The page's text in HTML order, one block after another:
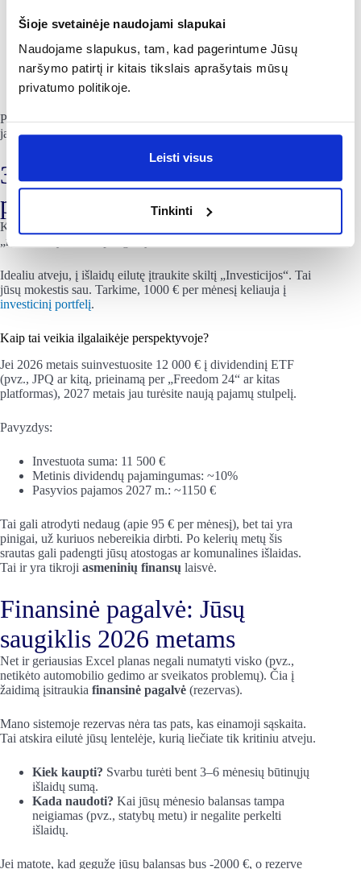
Šioje svetainėje naudojami slapukai
Naudojame slapukus, tam, kad pagerintume Jūsų
naršymo patirtį ir kitais tikslais aprašytais mūsų
privatumo politikoje.
Leisti visus
Tinkinti
gausite bonusą?
Sumažinti vartojimą:
Gal atsisakyti atostogų šį
pavasarį?
Sustabdyti investavimą:Laikinai nukreipti „Pay
yourself first“ pinigus į balanso dengimą.
Planuodami matote duobes kelyje ir galite pristabdyti, užuot į
jas įlėkę visu greičiu.
3 Žingsnis: Investavimas ir
pasyvios pajamos
Kai užsitikrinate, kad jūsų
„minusiukų“, laikas pinigus įdarbinti.
Idealiu atveju, į išlaidų eilutę įtraukite skiltį „Investicijos“. Tai
jūsų mokestis sau. Tarkime, 1000 € per mėnesį keliauja į
investicinį portfelį.
Kaip tai veikia ilgalaikėje perspektyvoje?
Jei 2026 metais suinvestuosite 12 000 € į dividendinį ETF
(pvz., JPQ ar kitą, prieinamą per „Freedom 24“ ar kitas
platformas), 2027 metais jau turėsite naują pajamų stulpelį.
Pavyzdys:
Investuota suma: 11 500 €
Metinis dividendų pajamingumas: ~10%
Pasyvios pajamos 2027 m.: ~1150 €
Tai gali atrodyti nedaug (apie 95 € per mėnesį), bet tai yra
pinigai, už kuriuos nebereikia dirbti. Po kelerių metų šis
srautas gali padengti jūsų atostogas ar komunalines išlaidas.
Tai ir yra tikroji asmeninių finansų laisvė.
Finansinė pagalvė: Jūsų
saugiklis 2026 metams
Net ir geriausias Excel planas negali numatyti visko (pvz.,
netikėto automobilio gedimo ar sveikatos problemų). Čia į
žaidimą įsitraukia finansinė pagalvė (rezervas).
Mano sistemoje rezervas nėra tas pats, kas einamoji sąskaita.
Tai atskira eilutė jūsų lentelėje, kurią liečiate tik kritiniu atveju.
Kiek kaupti? Svarbu turėti bent 3–6 mėnesių būtinųjų
išlaidų sumą.
Kada naudoti? Kai jūsų mėnesio balansas tampa
neigiamas (pvz., statybų metu) ir negalite perkelti
išlaidų.
Jei matote, kad gegužę jūsų balansas bus -2000 €, o rezerve